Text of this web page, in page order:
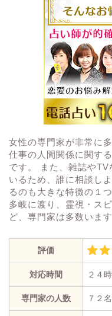
女性の専門家が非常に
仕事の人間関係に関す
です。 また、雑誌や
いるため、誰に相談し
るのも大きな特徴の１
多岐に渡り、霊視・ス
ど、専門家は多数います
評価
対応時間 ２４
専門家の人数 ７２